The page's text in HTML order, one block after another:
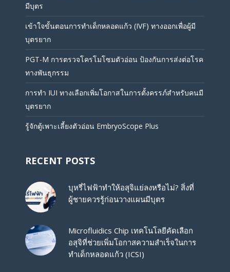
มีบุตร
เข้าใจขั้นตอนการทำเด็กหลอดแก้ว (IVF) ทางออกเพื่อผู้มี
บุตรยาก
PGT-M การตรวจโครโมโซมตัวอ่อน ป้องกันการส่งต่อโรค
ทางพันธุกรรม
การทำ IUI ทางเลือกเพิ่มโอกาสในการตั้งครรภ์สำหรับคนมี
บุตรยาก
รู้จักตู้เพาะเลี้ยงตัวอ่อน EmbryoScope Plus
RECENT POSTS
บุหรี่ไฟฟ้าทำให้อสุจิแย่ลงหรือไม่? สิ่งที่
ผู้ชายควรรู้ก่อนวางแผนมีบุตร
Microfluidics Chip เทคโนโลยีคัดเลือก
อสุจิที่ช่วยเพิ่มโอกาสความสำเร็จในการ
ทำเด็กหลอดแก้ว (ICSI)